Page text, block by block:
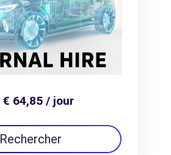
€ 64,85 / jour
Rechercher